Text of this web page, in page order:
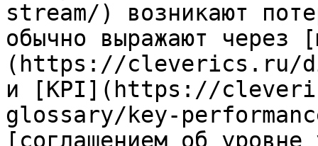
stream/) возникают
обычно выражают через
(https://cleverics.ru/
и [KPI](https://
glossary/key-
[соглашением об уровне